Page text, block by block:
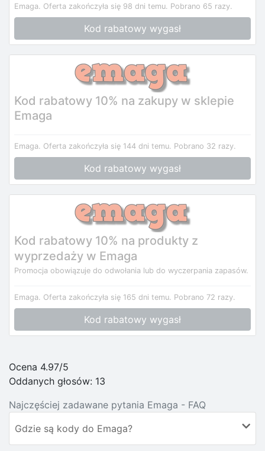
Emaga. Oferta zakończyła się 98 dni temu. Pobrano 65 razy.
Kod rabatowy wygasł
Kod rabatowy 10% na zakupy w sklepie
Emaga
Emaga. Oferta zakończyła się 144 dni temu. Pobrano 32 razy.
Kod rabatowy wygasł
Kod rabatowy 10% na produkty z
wyprzedaży w Emaga
Promocja obowiązuje do odwołania lub do wyczerpania zapasów.
Emaga. Oferta zakończyła się 165 dni temu. Pobrano 72 razy.
Kod rabatowy wygasł
Ocena 4.97/5
Oddanych głosów: 13
Najczęściej zadawane pytania Emaga - FAQ
Gdzie są kody do Emaga?